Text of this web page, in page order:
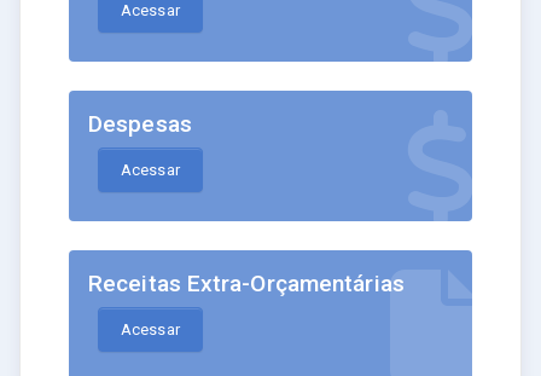
Acessar
Despesas
Acessar
Receitas Extra-Orçamentárias
Acessar